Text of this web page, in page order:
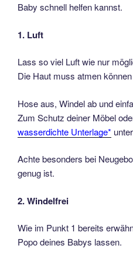
Baby schnell helfen kannst.
1. Luft
Lass so viel Luft wie nur
Die Haut muss atmen
Hose aus, Windel ab und
Zum Schutz deiner Möbel
wasserdichte Unterlage*
Achte besonders bei
genug ist.
2. Windelfrei
Wie im Punkt 1 bereits
Popo deines Babys lassen.